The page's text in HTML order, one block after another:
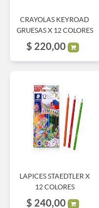
CRAYOLAS KEYROAD
GRUESAS X 12 COLORES
$ 220,00
LAPICES STAEDTLER X
12 COLORES
$ 240,00